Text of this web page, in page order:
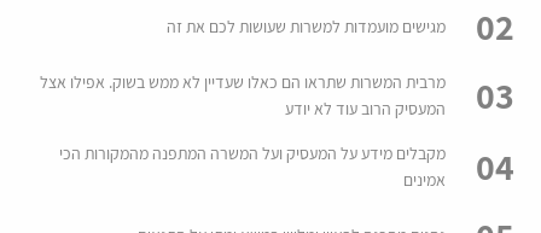
02 מגישים מועמדות למשרות שעושות לכם את זה
03
מרבית המשרות שתראו הם כאלו שעדיין לא ממש בשוק. אפילו אצל
המעסיק הרוב עוד לא יודע
04
מקבלים מידע על המעסיק ועל המשרה המתפנה מהמקורות הכי
אמינים